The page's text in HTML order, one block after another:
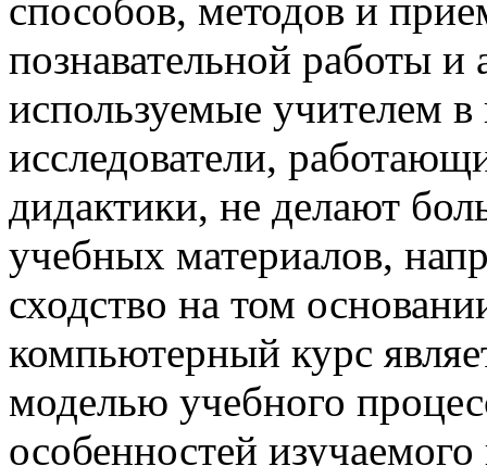
способов, методов и
познавательной работы и
используемые учителем
исследователи,
дидактики, не делают
учебных материалов,
сходство на том
компьютерный курс
моделью учебного
особенностей